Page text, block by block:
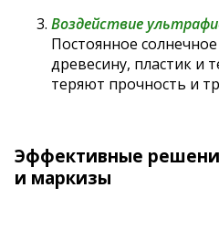
Воздействие
Постоянное
древесину, пластик и
теряют прочность и
Эффективные
и маркизы